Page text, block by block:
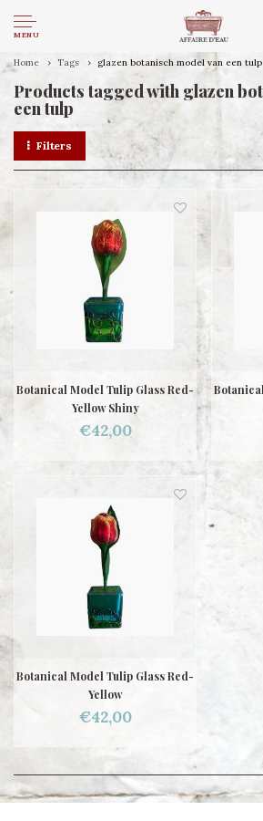
MENU
Home Tags glazen botanisch model van een tulp
Products tagged with glazen
een tulp
Filters
Botanical Model Tulip Glass Red-
Yellow Shiny
€42,00
Botanical Model Tulip Glass Red-
Yellow
€42,00